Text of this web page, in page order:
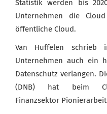
Statistik werden bis
Unternehmen die
öffentliche Cloud.
Van Huffelen schrieb
Unternehmen auch ein
Datenschutz verlangen.
(DNB) hat beim
Finanzsektor